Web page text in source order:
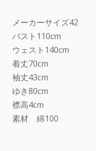
メーカーサイズ42
バスト110cm
ウェスト140cm
着丈70cm
袖丈43cm
ゆき80cm
襟高4cm
素材 綿100